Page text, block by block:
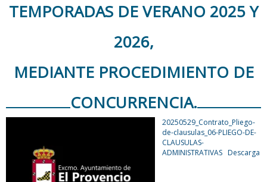
TEMPORADAS DE VERANO 2025 Y
2026,
MEDIANTE PROCEDIMIENTO DE
CONCURRENCIA.
20250529_Contrato_Pliego-
de-clausulas_06-PLIEGO-DE-
CLAUSULAS-
ADMINISTRATIVAS Descarga